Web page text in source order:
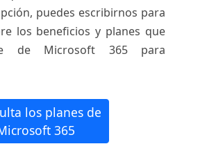
puedes escribirnos para
los beneficios y planes que
de Microsoft 365 para
los planes de
365